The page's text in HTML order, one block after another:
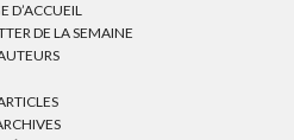
D’ACCUEIL
DE LA SEMAINE